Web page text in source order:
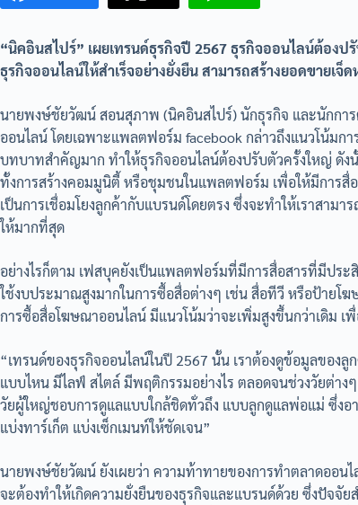
“นิคอินสไปร์” เผยเทรนด์ธุรกิจปี 2567 ธุรกิจออนไลน์ต้องป
ธุรกิจออนไลน์ให้สำเร็จอย่างยั่งยืน สามารถสร้างยอดขายเจ็
นายพงษ์ชัยวัฒน์ สอนสุภาพ (นิคอินสไปร์) นักธุรกิจ และนักกา
ออนไลน์ โดยเฉพาะแพลตฟอร์ม facebook กล่าวถึงแนวโน้มก
บทบาทสำคัญมาก ทำให้ธุรกิจออนไลน์ต้องปรับตัวครั้งใหญ่ ดัง
ทั้งการสร้างคอมมูนิตี้ หรือชุมชนในแพลตฟอร์ม เพื่อให้มีการ
เป็นการเชื่อมโยงลูกค้ากับแบรนด์โดยตรง ซึ่งจะทำให้เราสาม
ให้มากที่สุด
อย่างไรก็ตาม เฟสบุคยังเป็นแพลตฟอร์มที่มีการสื่อสารที่มีประ
ใช้งบประมาณสูงมากในการซื้อสื่อต่างๆ เช่น สื่อทีวี หรือป้าย
การซื้อสื่อโฆษณาออนไลน์ มีแนวโน้มว่าจะเพิ่มสูงขึ้นกว่าเดิม
“เทรนด์ของธุรกิจออนไลน์ในปี 2567 นั้น เราต้องดูข้อมูลของ
แบบไหน มีไลฟ์ สไตล์ มีพฤติกรรมอย่างไร ตลอดจนช่วงวัยต่า
วัยผู้ใหญ่ชอบการดูแลแบบใกล้ชิดทั่วถึง แบบลูกดูแลพ่อแม่ ซึ่งอ
แบ่งทาร์เก็ต แบ่งเซ็กเมนท์ให้ชัดเจน”
นายพงษ์ชัยวัฒน์ ยังเผยว่า ความท้าทายของการทำตลาดออนไ
จะต้องทำให้เกิดความยั่งยืนของธุรกิจและแบรนด์ด้วย ซึ่งปัจจั